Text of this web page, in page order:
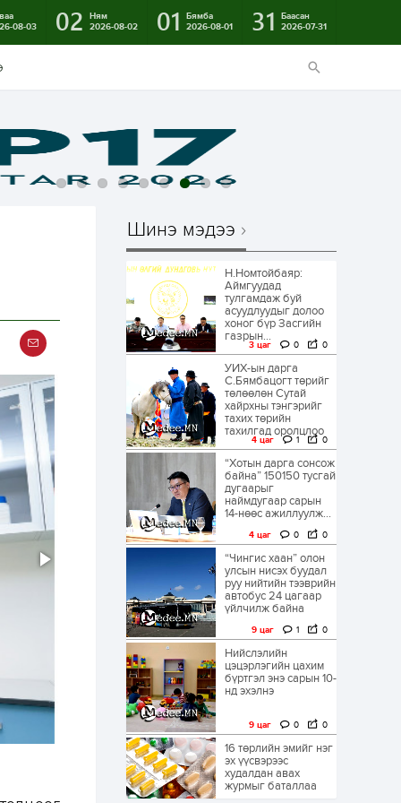
08-03
02
Ням
2026-08-02
01
Бямба
2026-08-01
31
Баасан
2026-07-31
Шинэ мэдээ
Н.Номтойбаяр:
Аймгуудад
тулгамдаж буй
асуудлуудыг долоо
хоног бүр Засгийн
газрын...
3 цаг 0 0
УИХ-ын дарга
С.Бямбацогт төрийг
төлөөлөн Сутай
хайрхны тэнгэрийг
тахих төрийн
тахилгад оролцлоо
4 цаг 1 0
“Хотын дарга сонсож
байна” 150150 тусгай
дугаарыг
наймдугаар сарын
14-нөөс ажиллуулж...
4 цаг 0 0
“Чингис хаан” олон
улсын нисэх буудал
руу нийтийн тээврийн
автобус 24 цагаар
үйлчилж байна
9 цаг 1 0
Нийслэлийн
цэцэрлэгийн цахим
бүртгэл энэ сарын 10-
нд эхэлнэ
9 цаг 0 0
16 төрлийн эмийг нэг
эх үүсвэрээс
худалдан авах
журмыг баталлаа